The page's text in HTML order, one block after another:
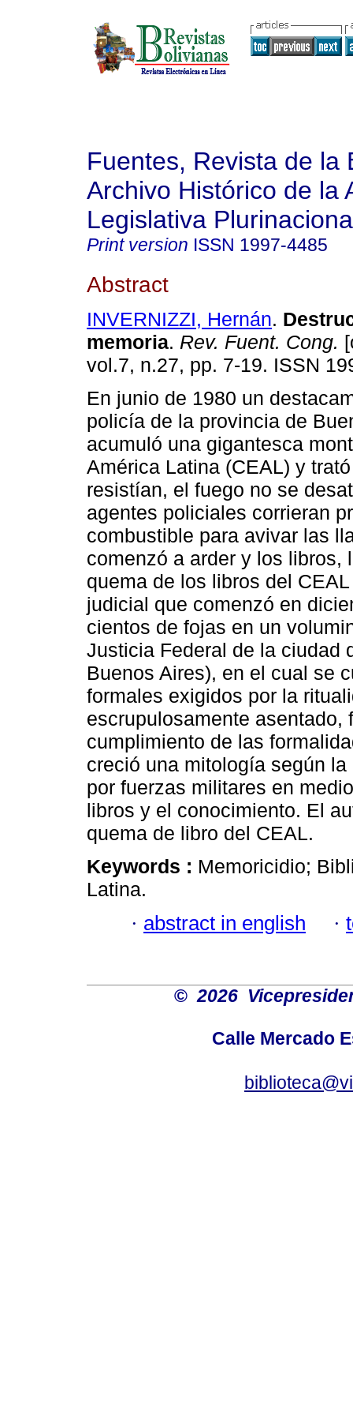
Fuentes, Revista de la
Archivo Histórico de la
Legislativa
Print version ISSN 1997-4485
Abstract
INVERNIZZI, Hernán.
memoria. Rev. Fuent. Cong.
vol.7, n.27, pp. 7-19. ISSN
En junio de 1980 un
policía de la provincia de
acumuló una gigantesca
América Latina (CEAL) y
resistían, el fuego no se
agentes policiales corrieran
combustible para avivar las
comenzó a arder y los libros,
quema de los libros del
judicial que comenzó en
cientos de fojas en un
Justicia Federal de la ciudad
Buenos Aires), en el cual se
formales exigidos por la
escrupulosamente asentado,
cumplimiento de las
creció una mitología según
por fuerzas militares en
libros y el conocimiento. El
quema de libro del CEAL.
Keywords : Memoricidio;
Latina.
· abstract in english ·
© 2026
Calle Mercado